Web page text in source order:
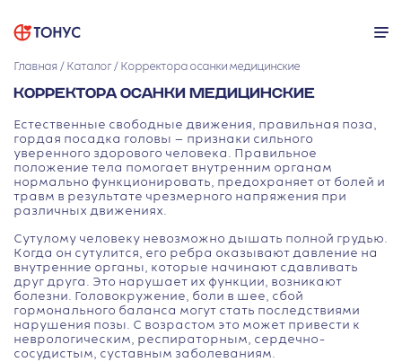
Главная Каталог Корректора осанки медицинские
КОРРЕКТОРА ОСАНКИ МЕДИЦИНСКИЕ
Естественные свободные движения, правильная поза,
гордая посадка головы — признаки сильного
уверенного здорового человека. Правильное
положение тела помогает внутренним органам
нормально функционировать, предохраняет от болей и
травм в результате чрезмерного напряжения при
различных движениях.
Сутулому человеку невозможно дышать полной грудью.
Когда он сутулится, его ребра оказывают давление на
внутренние органы, которые начинают сдавливать
друг друга. Это нарушает их функции, возникают
болезни. Головокружение, боли в шее, сбой
гормонального баланса могут стать последствиями
нарушения позы. С возрастом это может привести к
неврологическим, респираторным, сердечно-
сосудистым, суставным заболеваниям.